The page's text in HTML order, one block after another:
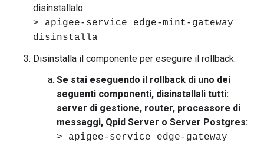
disinstallalo:
> apigee-service edge-mint-gateway
disinstalla
Disinstalla il componente per eseguire il rollback:
Se stai eseguendo il rollback di uno dei
seguenti componenti, disinstallali tutti:
server di gestione, router, processore di
messaggi, Qpid Server o Server Postgres:
> apigee-service edge-gateway